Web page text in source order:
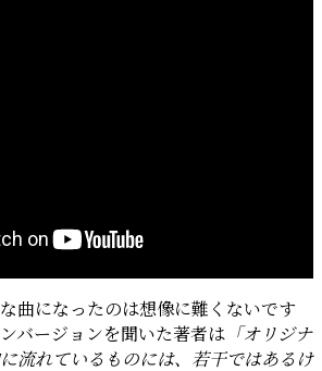
曲になったのは想像に難くないです
バージョンを聞いた著者は 「オリジナ
流れているものには、若干ではあるけ